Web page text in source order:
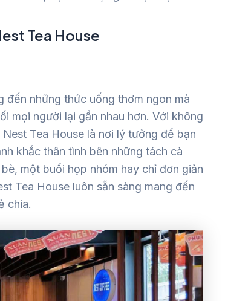
Tea House
đến những thức uống thơm ngon mà
mọi người lại gần nhau hơn. Với không
Tea House là nơi lý tưởng để bạn
khắc thân tình bên những tách cà
một buổi họp nhóm hay chỉ đơn giản
Tea House luôn sẵn sàng mang đến
chia.